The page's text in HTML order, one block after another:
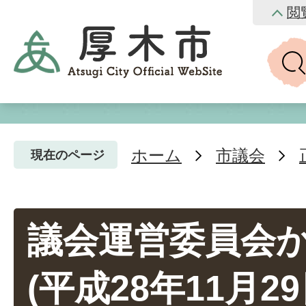
閲
現在のページ ホーム 市議会
議会運営委員会
(平成28年11月